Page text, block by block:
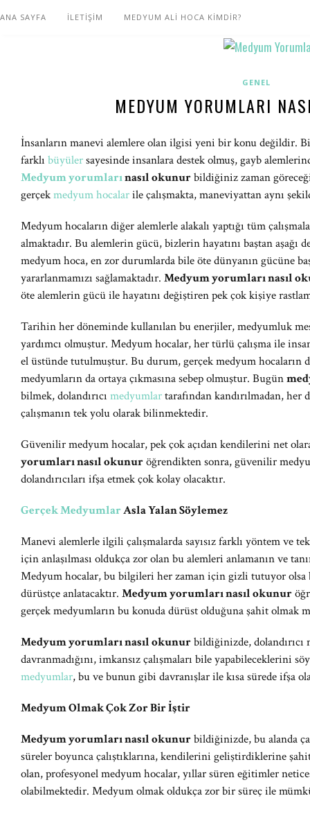
ANA SAYFA İLETİŞİM MEDYUM ALİ HOCA KİMDİR?
GENEL
MEDYUM YORUMLARI
İnsanların manevi alemlere olan ilgisi yeni bir konu değildir.
farklı büyülersayesinde insanlara destek olmuş, gayb
Medyum yorumlarınasıl okunurbildiğiniz zaman
gerçekmedyum hocalarile çalışmakta, maneviyattan aynı
Medyum hocaların diğer alemlerle alakalı yaptığı tüm
almaktadır. Bu alemlerin gücü, bizlerin hayatını baştan
medyum hoca, en zor durumlarda bile öte dünyanın gücüne
yararlanmamızı sağlamaktadır. Medyum yorumları nasıl
öte alemlerin gücü ile hayatını değiştiren pek çok kişiye
Tarihin her döneminde kullanılan bu enerjiler, medyumluk
yardımcı olmuştur. Medyum hocalar, her türlü çalışma ile
el üstünde tutulmuştur. Bu durum, gerçek medyum hocaların
medyumların da ortaya çıkmasına sebep olmuştur. Bugün
bilmek, dolandırıcı medyumlartarafından kandırılmadan,
çalışmanın tek yolu olarak bilinmektedir.
Güvenilir medyum hocalar, pek çok açıdan kendilerini net
yorumları nasıl okunuröğrendikten sonra, güvenilir
dolandırıcıları ifşa etmek çok kolay olacaktır.
Gerçek MedyumlarAsla Yalan Söylemez
Manevi alemlerle ilgili çalışmalarda sayısız farklı yöntem ve
için anlaşılması oldukça zor olan bu alemleri anlamanın ve
Medyum hocalar, bu bilgileri her zaman için gizli tutuyor olsa
dürüstçe anlatacaktır. Medyum yorumları nasıl okunur
gerçek medyumların bu konuda dürüst olduğuna şahit olmak
Medyum yorumları nasıl okunurbildiğinizde,
davranmadığını, imkansız çalışmaları bile yapabileceklerini
medyumlar, bu ve bunun gibi davranışlar ile kısa sürede ifşa
Medyum Olmak Çok Zor Bir İştir
Medyum yorumları nasıl okunurbildiğinizde, bu alanda
süreler boyunca çalıştıklarına, kendilerini geliştirdiklerine
olan, profesyonel medyum hocalar, yıllar süren eğitimler
olabilmektedir. Medyum olmak oldukça zor bir süreç ile